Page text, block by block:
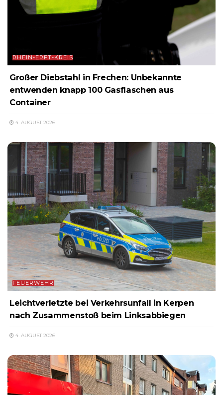
RHEIN-ERFT-KREIS
Großer Diebstahl in Frechen: Unbekannte
entwenden knapp 100 Gasflaschen aus
Container
4. AUGUST 2026
FEUERWEHR
Leichtverletzte bei Verkehrsunfall in Kerpen
nach Zusammenstoß beim Linksabbiegen
4. AUGUST 2026